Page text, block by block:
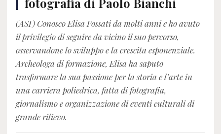
(ASI) Conosco Elisa Fossati da molti anni e ho avuto
il privilegio di seguire da vicino il suo percorso,
osservandone lo sviluppo e la crescita esponenziale.
Archeologa di formazione, Elisa ha saputo
trasformare la sua passione per la storia e l’arte in
una carriera poliedrica, fatta di fotografia,
giornalismo e organizzazione di eventi culturali di
grande rilievo.